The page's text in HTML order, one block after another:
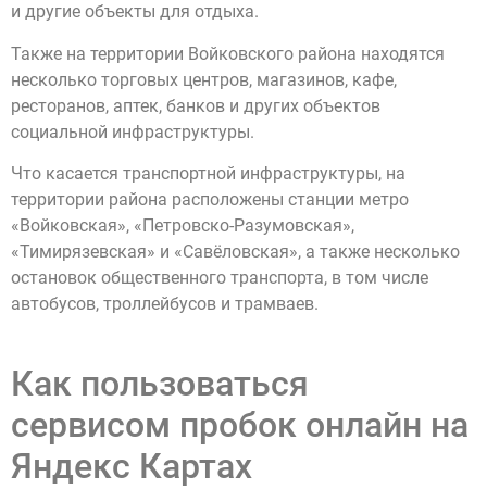
и другие объекты для отдыха.
Также на территории Войковского района находятся
несколько торговых центров, магазинов, кафе,
ресторанов, аптек, банков и других объектов
социальной инфраструктуры.
Что касается транспортной инфраструктуры, на
территории района расположены станции метро
«Войковская», «Петровско-Разумовская»,
«Тимирязевская» и «Савёловская», а также несколько
остановок общественного транспорта, в том числе
автобусов, троллейбусов и трамваев.
Как пользоваться
сервисом пробок онлайн на
Яндекс Картах